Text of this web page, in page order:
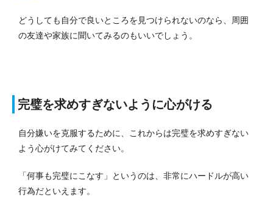
どうしても自分で良いところを見つけられないのなら、周囲
の友達や家族に聞いてみるのもいいでしょう。
完璧を求めすぎないように心がける
自分嫌いを克服するために、これからは完璧を求めすぎない
よう心がけてみてください。
「何事も完璧にこなす」というのは、非常にハードルが高い
行為だといえます。